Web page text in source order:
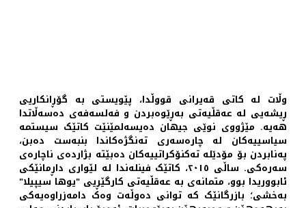
وڵات لە کاتی قەیرانی قووڵدا، پێویستی بە گۆڕانکاریی
ڕیشەیی لە عەقڵیەتی بەڕێوەبردن و فەلسەفەی دەسەڵاتدا
هەیە. مێژووی نوێی جیهان دەیسەلمێنێت کاتێک سیستمە
سیاسییەکان لە چارەسەری تەنگژەکاندا بنبەست دەبن،
پەنابردن بۆ مۆدێلە تەکنۆکراتییەکان دەبێتە بژاردەی ناچارەی
سەرەکی. ساڵی ٢٠١٥، کاتێک
فینلەندا لە لێواری داڕمانێکی
ئابووریدا بوو، متمانەی بە عەقڵیەتی کارگێڕیی "یوها سیپیلا"
بەخشی؛ بازرگانێک کە توانی دەوڵەت وەک دامەزراوەیەکی